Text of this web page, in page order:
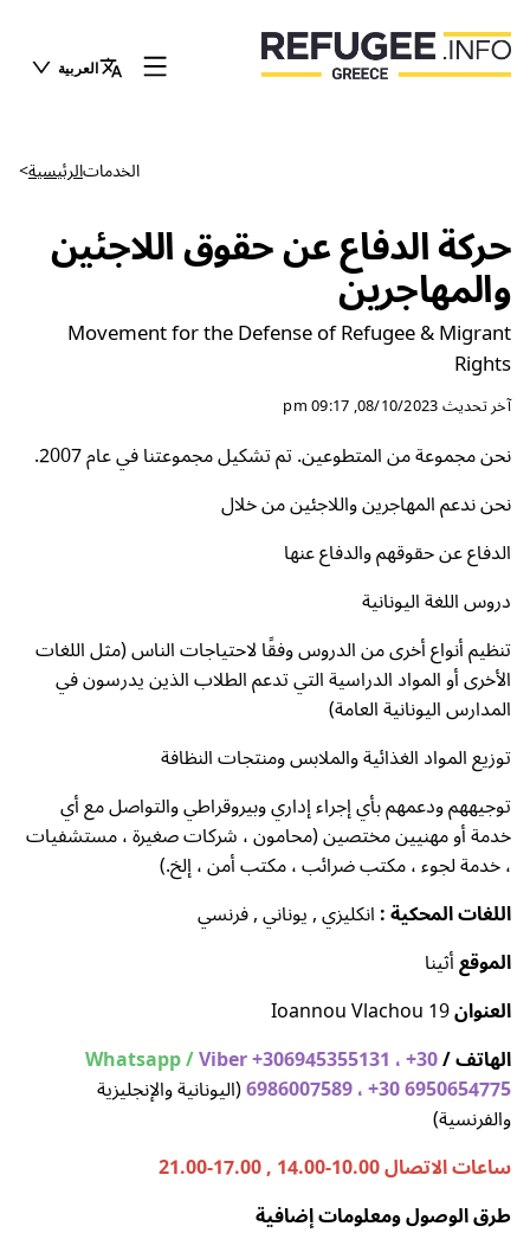
العربية
الرئيسية> الخدمات
حركة الدفاع عن حقوق اللاجئين
والمهاجرين
Movement for the Defense of Refugee & Migrant
Rights
آخر تحديث08/10/2023, 09:17 pm
نحن مجموعة من المتطوعين. تم تشكيل مجموعتنا في عام 2007.
نحن ندعم المهاجرين واللاجئين من خلال
الدفاع عن حقوقهم والدفاع عنها
دروس اللغة اليونانية
تنظيم أنواع أخرى من الدروس وفقًا لاحتياجات الناس (مثل اللغات
الأخرى أو المواد الدراسية التي تدعم الطلاب الذين يدرسون في
المدارس اليونانية العامة)
توزيع المواد الغذائية والملابس ومنتجات النظافة
توجيههم ودعمهم بأي إجراء إداري وبيروقراطي والتواصل مع أي
خدمة أو مهنيين مختصين (محامون ، شركات صغيرة ، مستشفيات
، خدمة لجوء ، مكتب ضرائب ، مكتب أمن ، إلخ.)
اللغات المحكية :انكليزي , يوناني , فرنسي
الموقعأثينا
العنوانIoannou Vlachou 19
الهاتف /
Whatsapp /Viber +306945355131 ، +30
6986007589 ، +30 6950654775(اليونانية والإنجليزية
والفرنسية)
ساعات الاتصال 10.00-14.00 , 17.00-21.00
طرق الوصول ومعلومات إضافية